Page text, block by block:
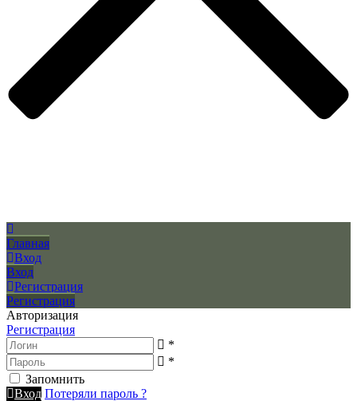
Главная
Вход
Вход
Регистрация
Регистрация
Авторизация
Регистрация
*
*
Запомнить
Вход Потеряли пароль ?